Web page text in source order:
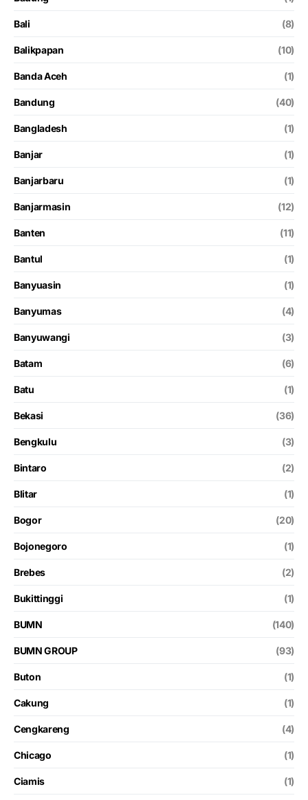
Bali (8)
Balikpapan (10)
Banda Aceh (1)
Bandung (40)
Bangladesh (1)
Banjar (1)
Banjarbaru (1)
Banjarmasin (12)
Banten (11)
Bantul (1)
Banyuasin (1)
Banyumas (4)
Banyuwangi (3)
Batam (6)
Batu (1)
Bekasi (36)
Bengkulu (3)
Bintaro (2)
Blitar (1)
Bogor (20)
Bojonegoro (1)
Brebes (2)
Bukittinggi (1)
BUMN (140)
BUMN GROUP (93)
Buton (1)
Cakung (1)
Cengkareng (4)
Chicago (1)
Ciamis (1)